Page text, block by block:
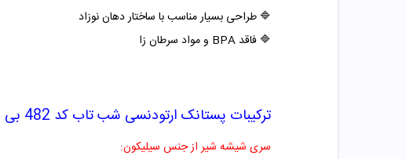
🔷 طراحی بسیار مناسب با ساختار دهان نوزاد
🔷 فاقد BPA و مواد سرطان زا
ترکیبات پستانک ارتودنسی شب تاب کد 482 بی بی لند
سری شیشه شیر از جنس سیلیکون: